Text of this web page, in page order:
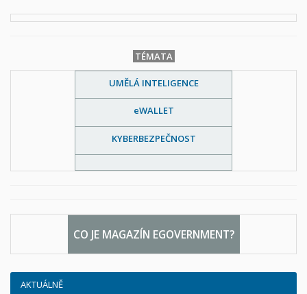
TÉMATA
UMĚLÁ INTELIGENCE
eWALLET
KYBERBEZPEČNOST
CO JE MAGAZÍN EGOVERNMENT?
AKTUÁLNĚ